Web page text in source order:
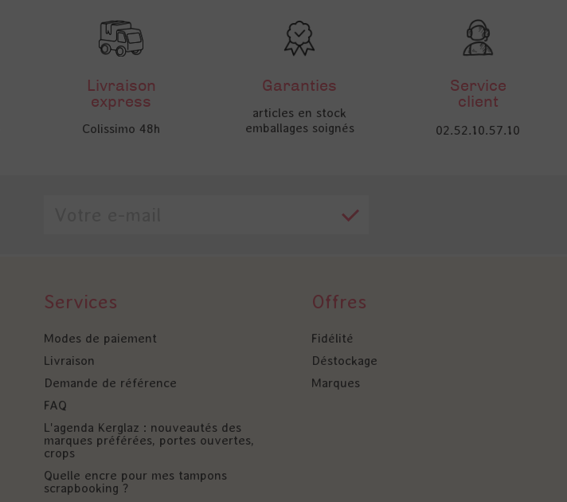
Livraison
express
Colissimo 48h
Garanties
articles en stock
emballages soignés
Service
client
02.52.10.57.10
Services
Modes de paiement
Livraison
Demande de référence
FAQ
L'agenda Kerglaz : nouveautés des
marques préférées, portes ouvertes,
crops
Quelle encre pour mes tampons
scrapbooking ?
Offres
Fidélité
Déstockage
Marques